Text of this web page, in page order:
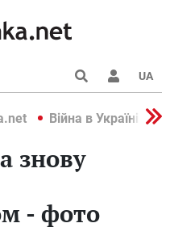
UA
Війна в Україні 2022
знову
- фото